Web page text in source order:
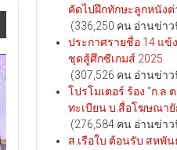
คัดไปฝึกทักษะลูกหนัง
(336,250 คน อ่านข่า
ประกาศรายชื่อ 14 แ
ชุดสู้ศึกซีเกมส์ 2025
(307,526 คน อ่านข่า
โปรโมเตอร์ ร้อง “ก.ล.
ทะเบียน บ.สื่อโฆษณา
(276,584 คน อ่านข่า
ส.เรือใบ ต้อนรับ สหพั